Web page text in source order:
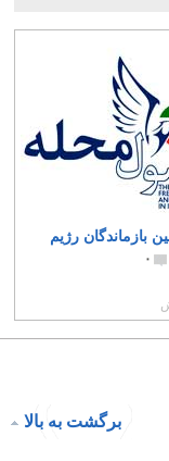
بازماندگان رژیم
۰
برگشت به بالا